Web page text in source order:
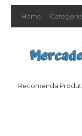
Home
Recomenda